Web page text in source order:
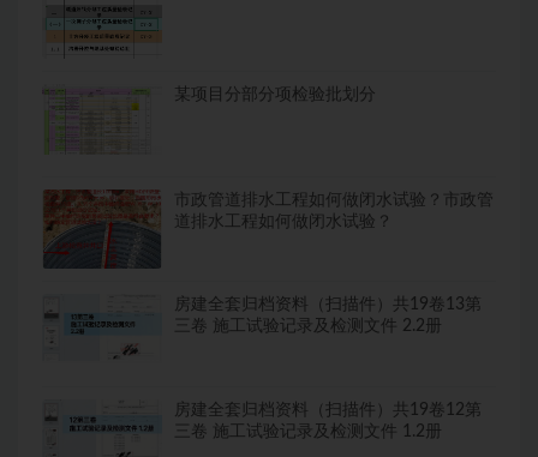
某项目分部分项检验批划分
市政管道排水工程如何做闭水试验？市政管
道排水工程如何做闭水试验？
房建全套归档资料（扫描件）共19卷13第
三卷 施工试验记录及检测文件 2.2册
房建全套归档资料（扫描件）共19卷12第
三卷 施工试验记录及检测文件 1.2册